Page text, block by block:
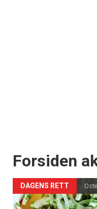
Forsiden
DAGENS RETT